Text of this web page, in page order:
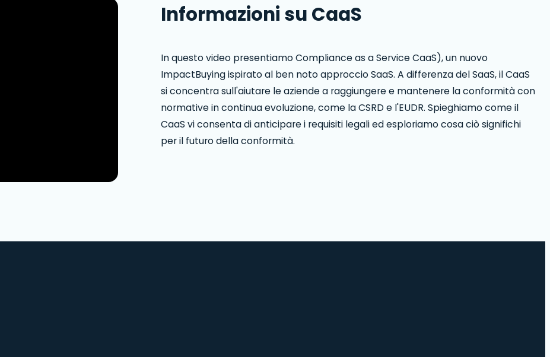
Informazioni su CaaS
In questo video presentiamo Compliance as a Service CaaS), un nuovo
ImpactBuying ispirato al ben noto approccio SaaS. A differenza del SaaS, il CaaS
si concentra sull'aiutare le aziende a raggiungere e mantenere la conformità con
normative in continua evoluzione, come la CSRD e l'EUDR. Spieghiamo come il
CaaS vi consenta di anticipare i requisiti legali ed esploriamo cosa ciò significhi
per il futuro della conformità.